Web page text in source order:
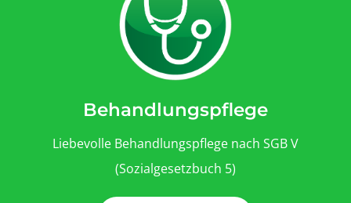
Behandlungspflege
Liebevolle Behandlungspflege nach SGB V
(Sozialgesetzbuch 5)